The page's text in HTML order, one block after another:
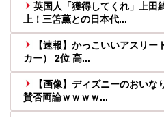
英国人「獲得してくれ」上田
上！三笘薫との日本代...
【速報】かっこいいアスリ
カー） 2位 高...
【画像】ディズニーのおい
賛否両論ｗｗｗｗ...